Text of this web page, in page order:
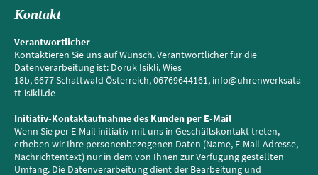
Kontakt
Verantwortlicher
Kontaktieren Sie uns auf Wunsch. Verantwortlicher für die
Datenverarbeitung ist: Doruk Isikli, Wies
18b, 6677 Schattwald Österreich, 06769644161, info@uhrenwerksata
tt-isikli.de
Initiativ-Kontaktaufnahme des Kunden per E-Mail
Wenn Sie per E-Mail initiativ mit uns in Geschäftskontakt treten,
erheben wir Ihre personenbezogenen Daten (Name, E-Mail-Adresse,
Nachrichtentext) nur in dem von Ihnen zur Verfügung gestellten
Umfang. Die Datenverarbeitung dient der Bearbeitung und